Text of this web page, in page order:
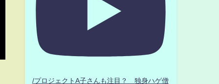
/プロジェクトA子さんも注目？ 独身ハゲ僧